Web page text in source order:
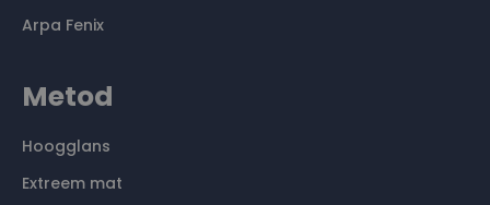
Arpa Fenix
Metod
Hoogglans
Extreem mat